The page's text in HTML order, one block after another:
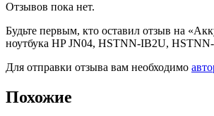
Отзывов пока нет.
Будьте первым, кто оставил отзыв на
ноутбука HP JN04, HSTNN-IB2U,
Для отправки отзыва вам необходимо
Похожие